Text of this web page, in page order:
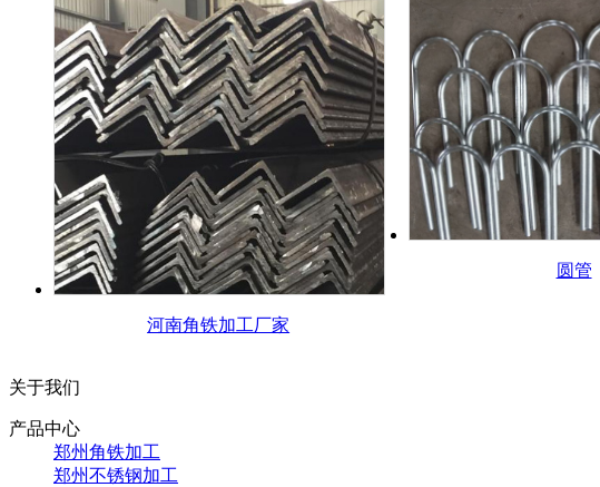
河南角铁加工厂家
圆管
关于我们
产品中心
郑州角铁加工
郑州不锈钢加工